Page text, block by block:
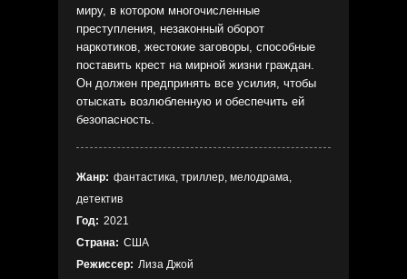
миру, в котором многочисленные
преступления, незаконный оборот
наркотиков, жестокие заговоры, способные
поставить крест на мирной жизни граждан.
Он должен предпринять все усилия, чтобы
отыскать возлюбленную и обеспечить ей
безопасность.
Жанр: фантастика, триллер, мелодрама,
детектив
Год: 2021
Страна: США
Режиссер: Лиза Джой